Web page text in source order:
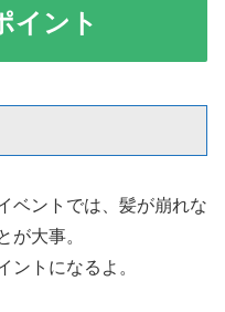
イント
ベントでは、髪が崩れな
が大事。
ントになるよ。